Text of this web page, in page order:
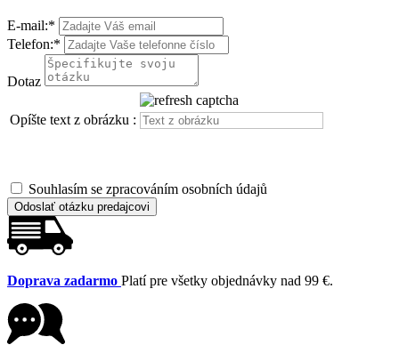
E-mail:*
Telefon:*
Dotaz
Opíšte text z obrázku :
Souhlasím se zpracováním osobních údajů
Odoslať otázku predajcovi
Doprava zadarmo Platí pre všetky objednávky nad 99 €.